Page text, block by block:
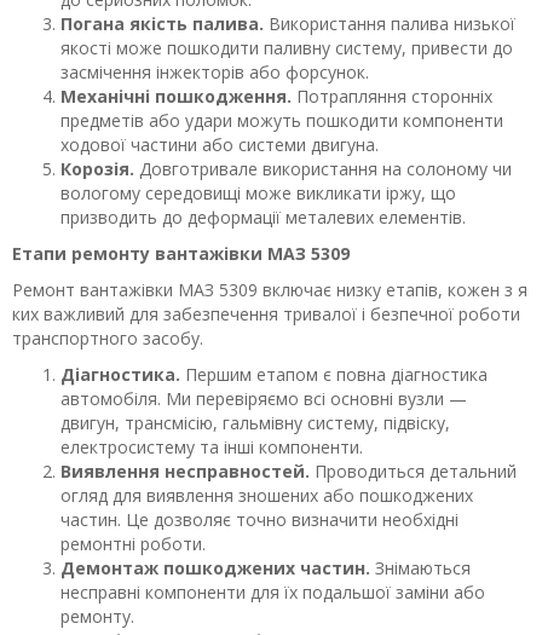
Погана якість палива. Використання палива низької
якості може пошкодити паливну систему, привести до
засмічення інжекторів або форсунок.
Механічні пошкодження. Потрапляння сторонніх
предметів або удари можуть пошкодити компоненти
ходової частини або системи двигуна.
Корозія. Довготривале використання на солоному чи
вологому середовищі може викликати іржу, що
призводить до деформації металевих елементів.
Етапи ремонту вантажівки МАЗ 5309
Ремонт вантажівки МАЗ 5309 включає низку етапів, кожен з я
ких важливий для забезпечення тривалої і безпечної роботи
транспортного засобу.
Діагностика. Першим етапом є повна діагностика
автомобіля. Ми перевіряємо всі основні вузли —
двигун, трансмісію, гальмівну систему, підвіску,
електросистему та інші компоненти.
Виявлення несправностей. Проводиться детальний
огляд для виявлення зношених або пошкоджених
частин. Це дозволяє точно визначити необхідні
ремонтні роботи.
Демонтаж пошкоджених частин. Знімаються
несправні компоненти для їх подальшої заміни або
ремонту.